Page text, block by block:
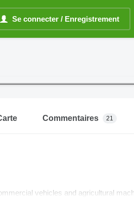
Se connecter / Enregistrement
Commentaires 21
vehicles and agricultural